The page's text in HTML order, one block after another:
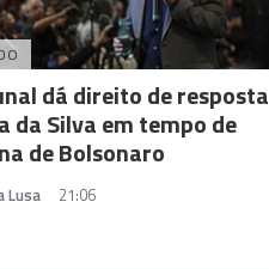
dá direito de resposta
da Silva em tempo de
de Bolsonaro
Lusa 21:06